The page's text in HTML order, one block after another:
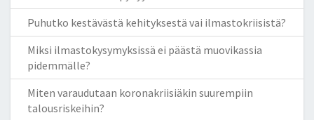
Puhutko kestävästä kehityksestä vai ilmastokriisistä?
Miksi ilmastokysymyksissä ei päästä muovikassia
pidemmälle?
Miten varaudutaan koronakriisiäkin suurempiin
talousriskeihin?